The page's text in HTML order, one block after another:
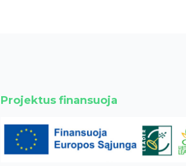
Projektus finansuoja